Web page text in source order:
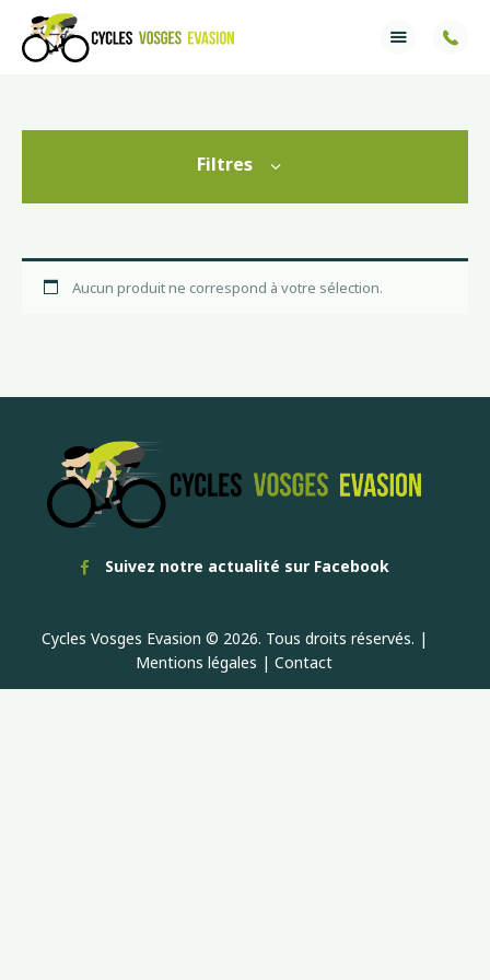
Services
Informations
Aucun produit ne correspond à votre sélection.
Filtres
Suivez notre actualité sur Facebook
Cycles Vosges Evasion © 2026. Tous droits réservés. |
Mentions légales | Contact